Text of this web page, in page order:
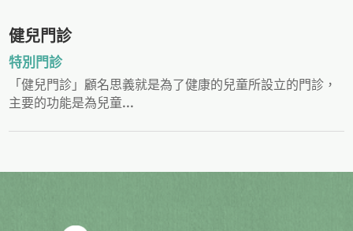
健兒門診
特別門診
「健兒門診」顧名思義就是為了健康的兒童所設立的門診，
主要的功能是為兒童...